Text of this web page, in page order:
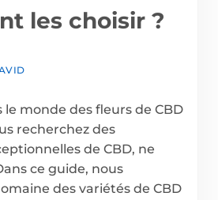
les choisir ?
le monde des fleurs de CBD
recherchez des
de CBD, ne
ce guide, nous
des variétés de CBD